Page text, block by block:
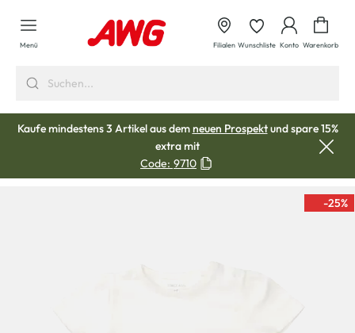
springen
Menü Filialen Wunschliste Konto Warenkorb
Kaufe mindestens 3 Artikel aus demneuen Prospektund spare 15%
extra mit
Code: 9710
-25%